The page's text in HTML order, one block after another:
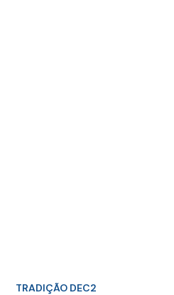
TRADIÇÃO DEC2